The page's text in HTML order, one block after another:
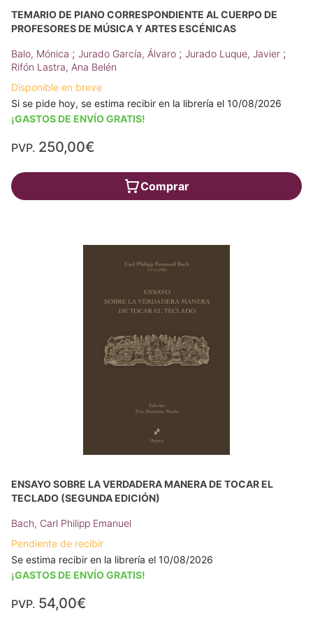
TEMARIO DE PIANO CORRESPONDIENTE AL CUERPO DE
PROFESORES DE MÚSICA Y ARTES ESCÉNICAS
Balo, Mónica ; Jurado García, Álvaro ; Jurado Luque, Javier ;
Rifón Lastra, Ana Belén
Disponible en breve
Si se pide hoy, se estima recibir en la librería el 10/08/2026
¡GASTOS DE ENVÍO GRATIS!
PVP. 250,00€
Comprar
ENSAYO SOBRE LA VERDADERA MANERA DE TOCAR EL
TECLADO (SEGUNDA EDICIÓN)
Bach, Carl Philipp Emanuel
Pendiente de recibir
Se estima recibir en la librería el 10/08/2026
¡GASTOS DE ENVÍO GRATIS!
PVP. 54,00€